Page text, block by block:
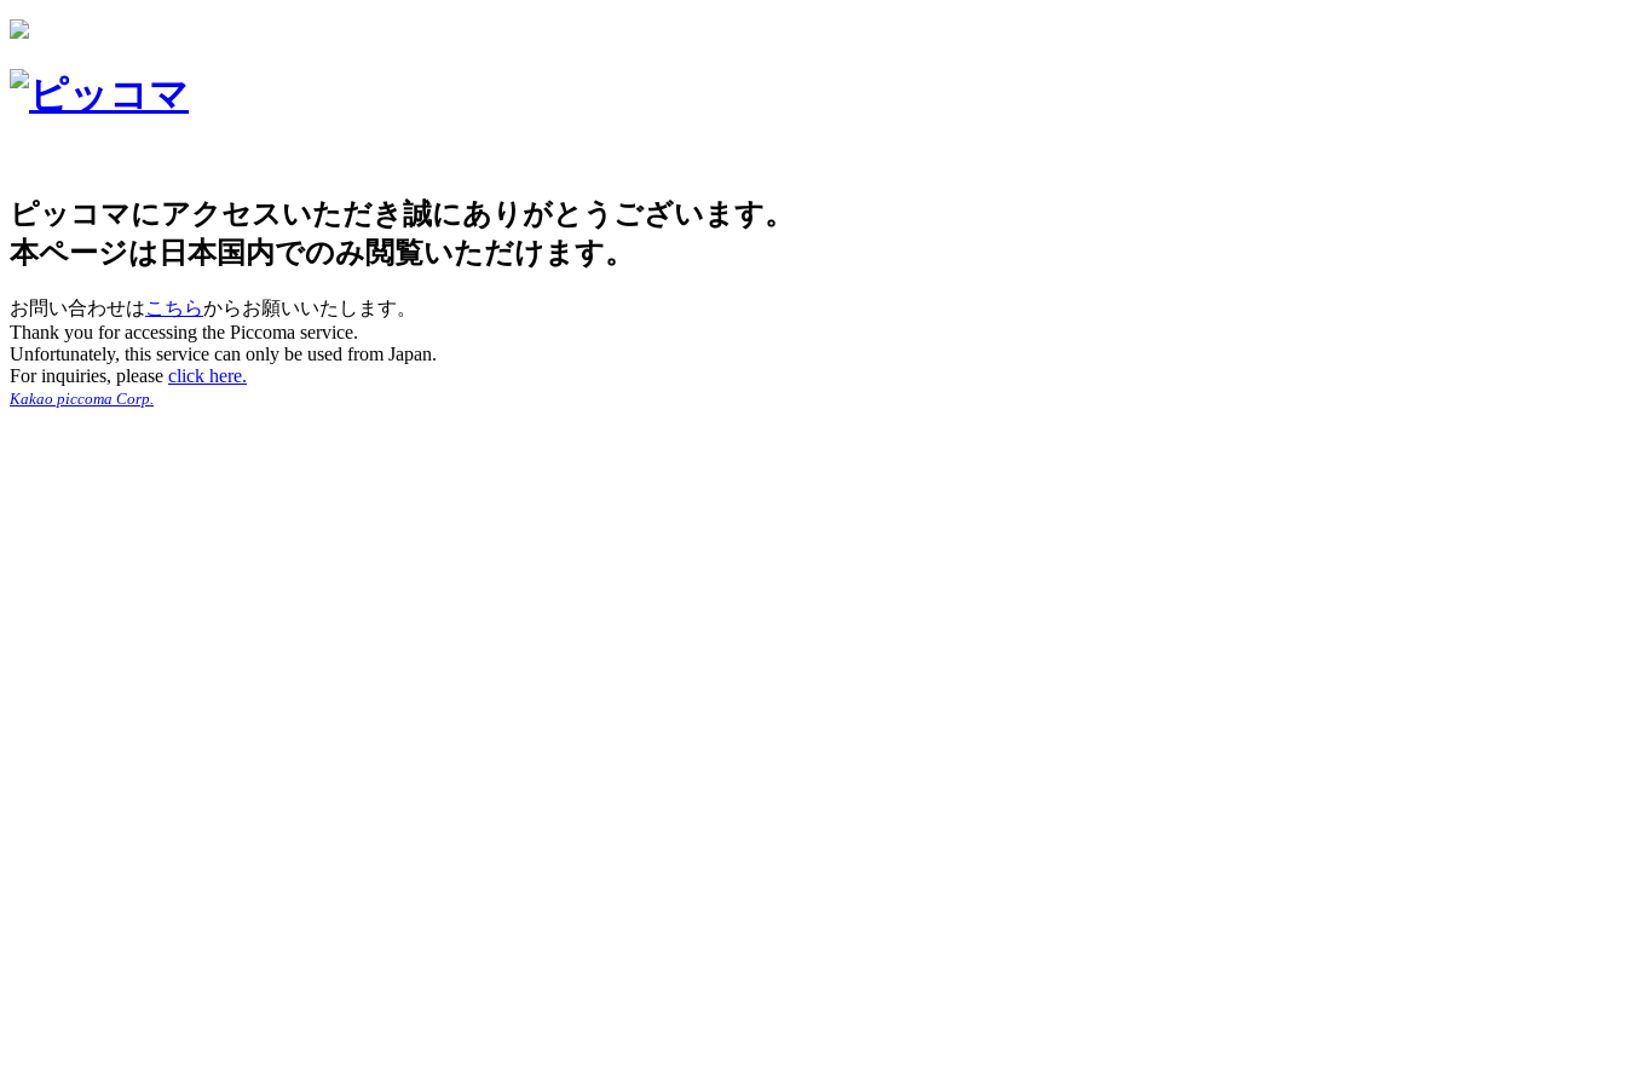
ピッコマにアクセスいただき誠にありがとうございます。
本ページは日本国内でのみ閲覧いただけます。
お問い合わせはこちらからお願いいたします。
Thank you for accessing the Piccoma service.
Unfortunately, this service can only be used from Japan.
For inquiries, please click here.
Kakao piccoma Corp.